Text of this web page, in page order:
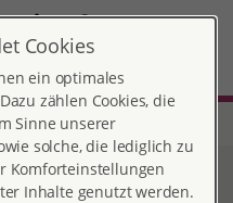
DE EN
in case of unwanted pregnancy
Cookies
ein optimales
zählen Cookies, die
Sinne unserer
solche, die lediglich zu
Komforteinstellungen
Inhalte genutzt werden.